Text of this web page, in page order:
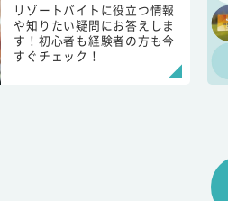
リゾートバイトに役立つ情報
や知りたい疑問にお答えしま
す！初心者も経験者の方も今
すぐチェック！